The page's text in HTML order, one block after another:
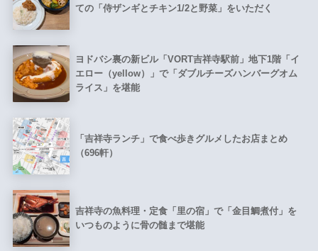
ての「侍ザンギとチキン1/2と野菜」をいただく
ヨドバシ裏の新ビル「VORT吉祥寺駅前」地下1階「イ
エロー（yellow）」で「ダブルチーズハンバーグオム
ライス」を堪能
「吉祥寺ランチ」で食べ歩きグルメしたお店まとめ
（696軒）
吉祥寺の魚料理・定食「里の宿」で「金目鯛煮付」を
いつものように骨の髄まで堪能